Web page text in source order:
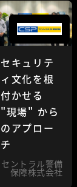
セキュリテ
ィ文化を根
付かせる
"現場" から
のアプロー
チ
セントラル警備
保障株式会社